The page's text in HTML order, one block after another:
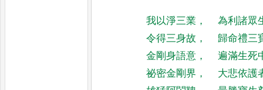
我以淨三業 ，
為利諸眾
令得三身故 ，
歸命禮三
金剛身語意 ，
遍滿生死
祕密金剛界 ，
大悲依護